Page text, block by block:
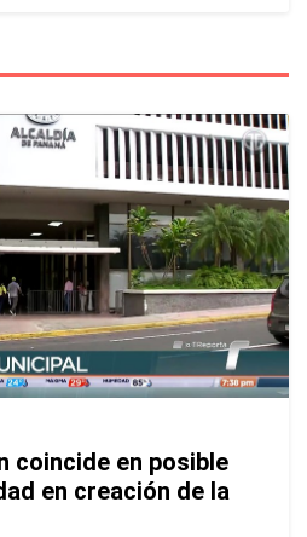
coincide en posible
en creación de la